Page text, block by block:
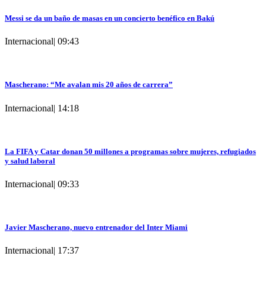
Messi se da un baño de masas en un concierto benéfico en Bakú
Internacional| 09:43
Mascherano: “Me avalan mis 20 años de carrera”
Internacional| 14:18
La FIFA y Catar donan 50 millones a programas sobre mujeres, refugiados
y salud laboral
Internacional| 09:33
Javier Mascherano, nuevo entrenador del Inter Miami
Internacional| 17:37